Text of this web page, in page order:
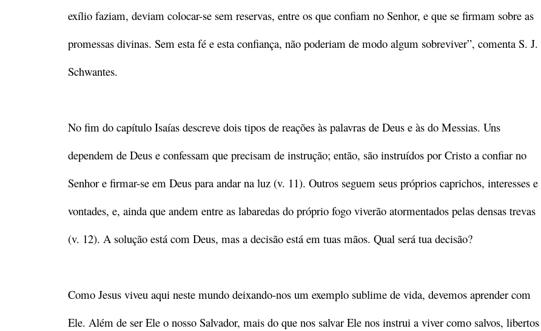
exílio faziam, deviam colocar-se sem reservas, entre os que confiam no Senhor, e que se firmam sobre as
promessas divinas. Sem esta fé e esta confiança, não poderiam de modo algum sobreviver”, comenta S. J.
Schwantes.
No fim do capítulo Isaías descreve dois tipos de reações às palavras de Deus e às do Messias. Uns
dependem de Deus e confessam que precisam de instrução; então, são instruídos por Cristo a confiar no
Senhor e firmar-se em Deus para andar na luz (v. 11). Outros seguem seus próprios caprichos, interesses e
vontades, e, ainda que andem entre as labaredas do próprio fogo viverão atormentados pelas densas trevas
(v. 12). A solução está com Deus, mas a decisão está em tuas mãos. Qual será tua decisão?
Como Jesus viveu aqui neste mundo deixando-nos um exemplo sublime de vida, devemos aprender com
Ele. Além de ser Ele o nosso Salvador, mais do que nos salvar Ele nos instrui a viver como salvos, libertos